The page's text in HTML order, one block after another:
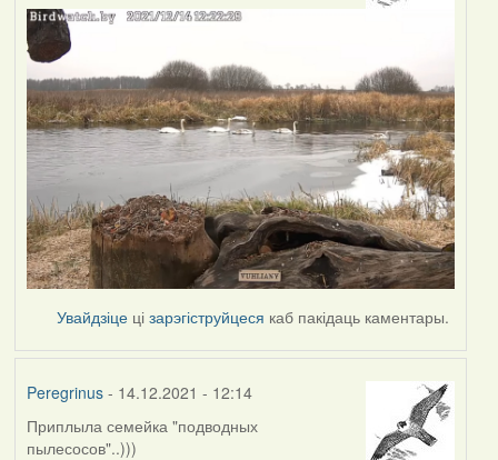
Увайдзіце цізарэгіструйцеся каб пакідаць каментары.
Peregrinus- 14.12.2021 - 12:14
Приплыла семейка "подводных
пылесосов"..)))